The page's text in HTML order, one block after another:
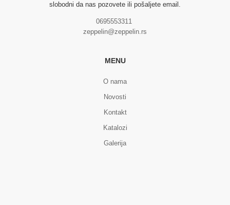
slobodni da nas pozovete ili pošaljete email.
0695553311
zeppelin@zeppelin.rs
MENU
O nama
Novosti
Kontakt
Katalozi
Galerija